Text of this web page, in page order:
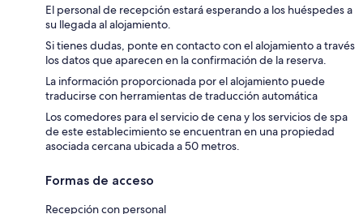
El personal de recepción estará esperando a los huéspedes a
su llegada al alojamiento.
Si tienes dudas, ponte en contacto con el alojamiento a través
los datos que aparecen en la confirmación de la reserva.
La información proporcionada por el alojamiento puede
traducirse con herramientas de traducción automática
Los comedores para el servicio de cena y los servicios de spa
de este establecimiento se encuentran en una propiedad
asociada cercana ubicada a 50 metros.
Formas de acceso
Recepción con personal